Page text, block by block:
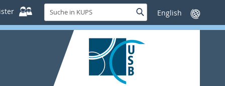
Suche
in
KUPS
SucheSprache
wechseln